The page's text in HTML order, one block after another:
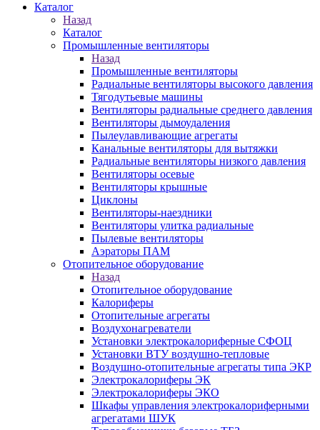
Каталог
Назад
Каталог
Промышленные вентиляторы
Назад
Промышленные вентиляторы
Радиальные вентиляторы высокого давления
Тягодутьевые машины
Вентиляторы радиальные среднего давления
Вентиляторы дымоудаления
Пылеулавливающие агрегаты
Канальные вентиляторы для вытяжки
Радиальные вентиляторы низкого давления
Вентиляторы осевые
Вентиляторы крышные
Циклоны
Вентиляторы-наездники
Вентиляторы улитка радиальные
Пылевые вентиляторы
Аэраторы ПАМ
Отопительное оборудование
Назад
Отопительное оборудование
Калориферы
Отопительные агрегаты
Воздухонагреватели
Установки электрокалориферные СФОЦ
Установки ВТУ воздушно-тепловые
Воздушно-отопительные агрегаты типа ЭКР
Электрокалориферы ЭК
Электрокалориферы ЭКО
Шкафы управления электрокалориферными
агрегатами ШУК